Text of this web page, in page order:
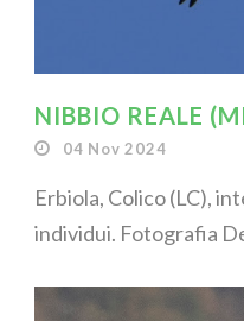
NIBBIO REALE
04 Nov 2024
Erbiola, Colico (LC),
individui. Fotografia